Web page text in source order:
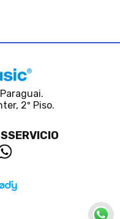
2º Piso.
SERVICIO